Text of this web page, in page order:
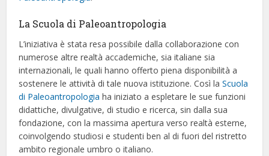
La Scuola di Paleoantropologia
L’iniziativa è stata resa possibile dalla collaborazione con
numerose altre realtà accademiche, sia italiane sia
internazionali, le quali hanno offerto piena disponibilità a
sostenere le attività di tale nuova istituzione. Così laScuola
di Paleoantropologia ha iniziato a espletare le sue funzioni
didattiche, divulgative, di studio e ricerca, sin dalla sua
fondazione, con la massima apertura verso realtà esterne,
coinvolgendo studiosi e studenti ben al di fuori del ristretto
ambito regionale umbro o italiano.